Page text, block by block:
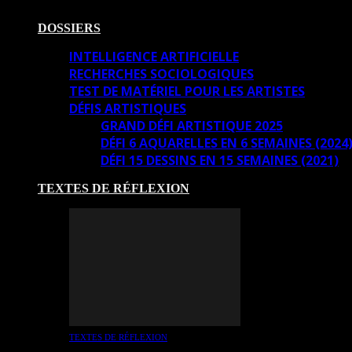
DOSSIERS
INTELLIGENCE ARTIFICIELLE
RECHERCHES SOCIOLOGIQUES
TEST DE MATÉRIEL POUR LES ARTISTES
DÉFIS ARTISTIQUES
GRAND DÉFI ARTISTIQUE 2025
DÉFI 6 AQUARELLES EN 6 SEMAINES (2024)
DÉFI 15 DESSINS EN 15 SEMAINES (2021)
TEXTES DE RÉFLEXION
TEXTES DE RÉFLEXION